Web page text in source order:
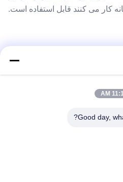
کار می کنند قابل استفاده است.
11:12
Good day,